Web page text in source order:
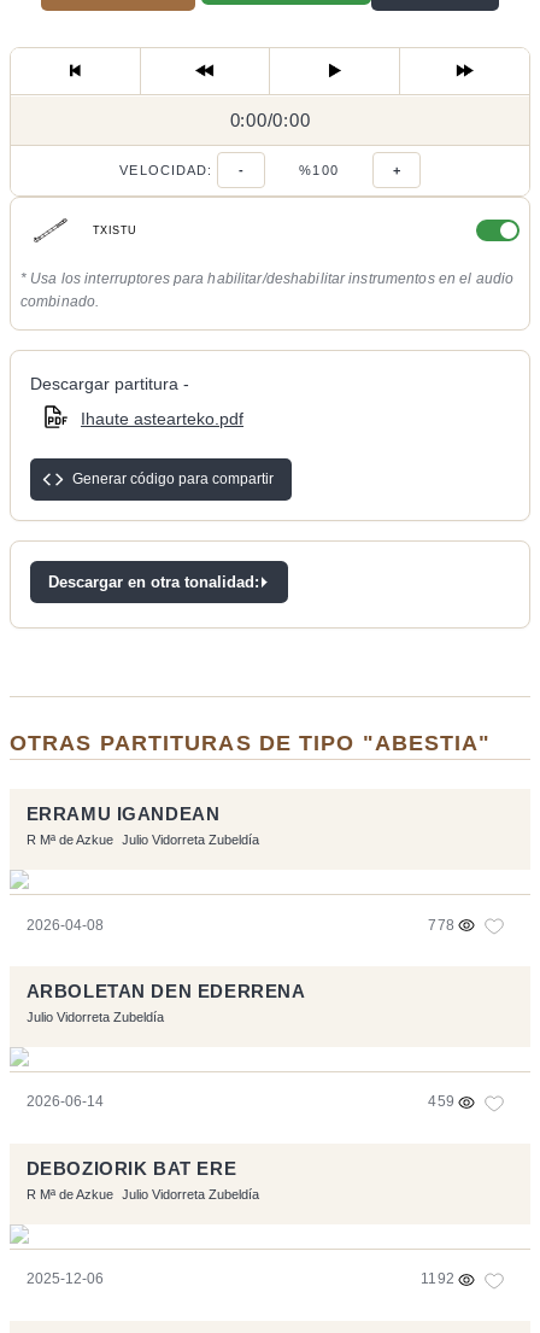
0:00/
0:00/0:00
VELOCIDAD: - %100 +
TXISTU
* Usa los interruptores para habilitar/deshabilitar instrumentos en el audio
combinado.
Descargar partitura -
Ihaute astearteko.pdf
Generar código para compartir
Descargar en otra tonalidad:
OTRAS PARTITURAS DE TIPO "ABESTIA"
ERRAMU IGANDEAN
R Mª de Azkue Julio Vidorreta Zubeldía
2026-04-08 778
ARBOLETAN DEN EDERRENA
Julio Vidorreta Zubeldía
2026-06-14 459
DEBOZIORIK BAT ERE
R Mª de Azkue Julio Vidorreta Zubeldía
2025-12-06 1192